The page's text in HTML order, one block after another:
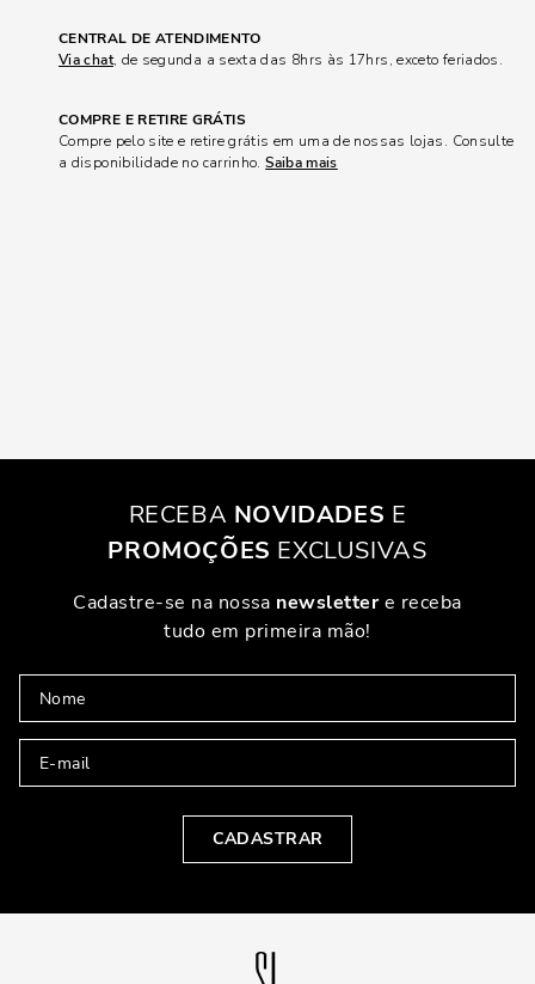
CENTRAL DE ATENDIMENTO
Via chat, de segunda a sexta das 8hrs às 17hrs, exceto feriados.
COMPRE E RETIRE GRÁTIS
Compre pelo site e retire grátis em uma de nossas lojas. Consulte
a disponibilidade no carrinho.Saiba mais
RECEBA NOVIDADES E
PROMOÇÕES EXCLUSIVAS
Cadastre-se na nossa newslettere receba
tudo em primeira mão!
CADASTRAR